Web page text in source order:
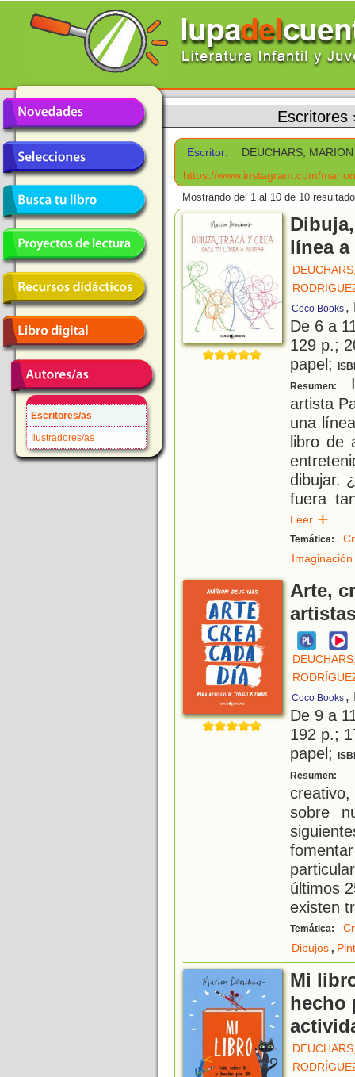
Escritores/as
Ilustradores/as
Escritores
Escritor:
DEUCHARS, MARION
https://www.instagram.com/
Mostrando del 1 al 10 de 10
línea
Coco Books ,
De 6 a
129 p.;
papel;
Resumen:
artista
una
libro de
dibujar.
fuera
Leer
Temática:
Imaginación
Arte,
Coco Books ,
De 9 a
192 p.;
papel;
Resumen:
sobre
últimos
existen
Temática:
Dibujos,
Mi